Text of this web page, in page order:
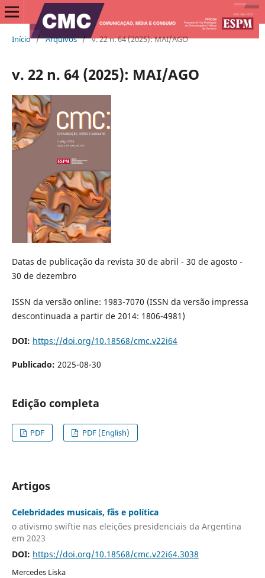
Início / Arquivos / v. 22 n. 64 (2025): MAI/AGO
v. 22 n. 64 (2025): MAI/AGO
Datas de publicação da revista 30 de abril - 30 de agosto -
30 de dezembro
ISSN da versão online: 1983-7070 (ISSN da versão impressa
descontinuada a partir de 2014: 1806-4981)
DOI: https://doi.org/10.18568/cmc.v22i64
Publicado: 2025-08-30
Edição completa
PDF PDF (English)
Artigos
Celebridades musicais, fãs e política
o ativismo swiftie nas eleições presidenciais da Argentina
em 2023
DOI: https://doi.org/10.18568/cmc.v22i64.3038
Mercedes Liska